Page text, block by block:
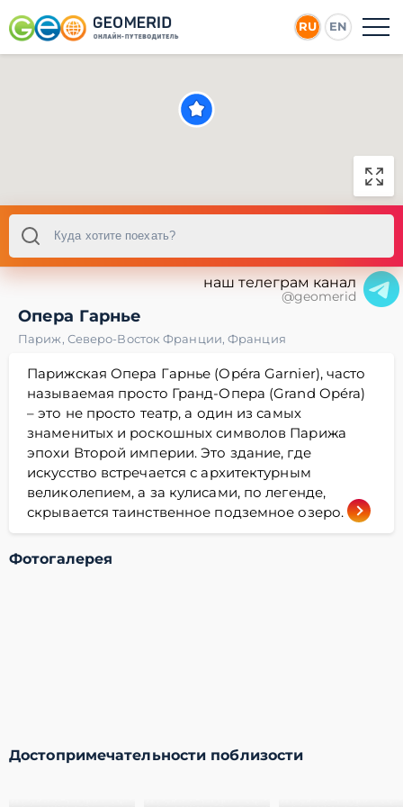
RU EN
наш телеграм канал
@geomerid
Опера Гарнье
Париж, Северо-Восток Франции,Франция
Парижская Опера Гарнье (Opéra Garnier), часто
называемая просто Гранд-Опера (Grand Opéra)
– это не просто театр, а один из самых
знаменитых и роскошных символов Парижа
эпохи Второй империи. Это здание, где
искусство встречается с архитектурным
великолепием, а за кулисами, по легенде,
скрывается таинственное подземное озеро.
Фотогалерея
Достопримечательности поблизости